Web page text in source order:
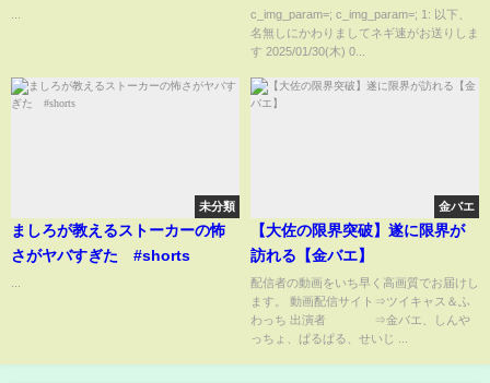
c_img_param=; c_img_param=; 1: 以下、
名無しにかわりましてネギ速がお送りしま
す 2025/01/30(木) 0...
未分類
ましろが教えるストーカーの怖
さがヤバすぎた #shorts
金バエ
【大佐の限界突破】遂に限界が
訪れる【金バエ】
配信者の動画をいち早く高画質でお届けし
ます。 動画配信サイト⇒ツイキャス＆ふ
わっち 出演者 ⇒金バエ、しんや
っちょ、ぱるぱる、せいじ ...